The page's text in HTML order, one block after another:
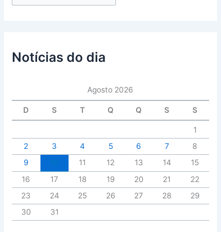
Notícias do dia
Agosto 2026
D S T Q Q S S
1
2
3 4 5 6 7
8
9
11 12 13 14
15
16
17 18 19 20 21
22
23
24 25 26 27 28
29
30
31